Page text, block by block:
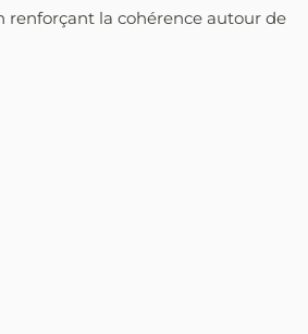
renforçant la cohérence autour de